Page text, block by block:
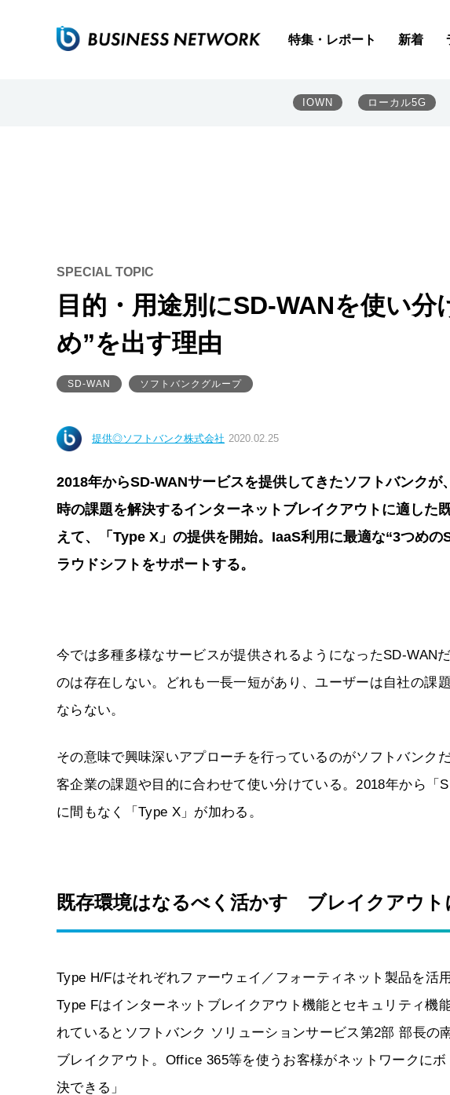
特集・レポート 新着
IOWN ローカル5G
SPECIAL TOPIC
目的・用途別にSD-WANを使い
め”を出す理由
SD-WAN ソフトバンクグループ
提供◎ソフトバンク株式会社 2020.02.25
2018年からSD-WANサービスを提供してきたソフトバンクが
時の課題を解決するインターネットブレイクアウトに適した
えて、「Type X」の提供を開始。IaaS利用に最適な“3つめ
ラウドシフトをサポートする。
今では多種多様なサービスが提供されるようになったSD-WAN
のは存在しない。どれも一長一短があり、ユーザーは自社の課
ならない。
その意味で興味深いアプローチを行っているのがソフトバンク
客企業の課題や目的に合わせて使い分けている。2018年から「
に間もなく「Type X」が加わる。
既存環境はなるべく活かす ブレイクアウト
Type H/Fはそれぞれファーウェイ／フォーティネット製品を活
Type Fはインターネットブレイクアウト機能とセキュリティ機
れているとソフトバンク ソリューションサービス第2部 部長の
ブレイクアウト。Office 365等を使うお客様がネットワークに
決できる」